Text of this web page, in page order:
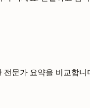
전문가 요약을 비교합니